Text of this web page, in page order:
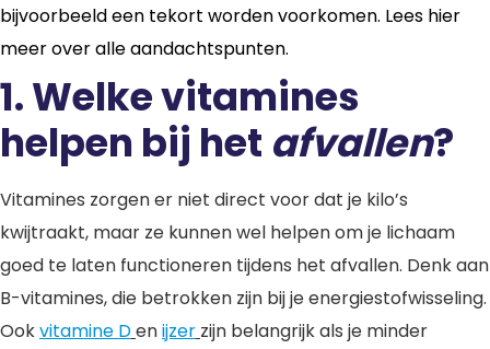
bijvoorbeeld een tekort worden voorkomen. Lees hier
meer over alle aandachtspunten.
1. Welke vitamines
helpen bij het afvallen?
Vitamines zorgen er niet direct voor dat je kilo’s
kwijtraakt, maar ze kunnen wel helpen om je lichaam
goed te laten functioneren tijdens het afvallen. Denk aan
B-vitamines, die betrokken zijn bij je energiestofwisseling.
Ookvitamine Denijzer zijn belangrijk als je minder